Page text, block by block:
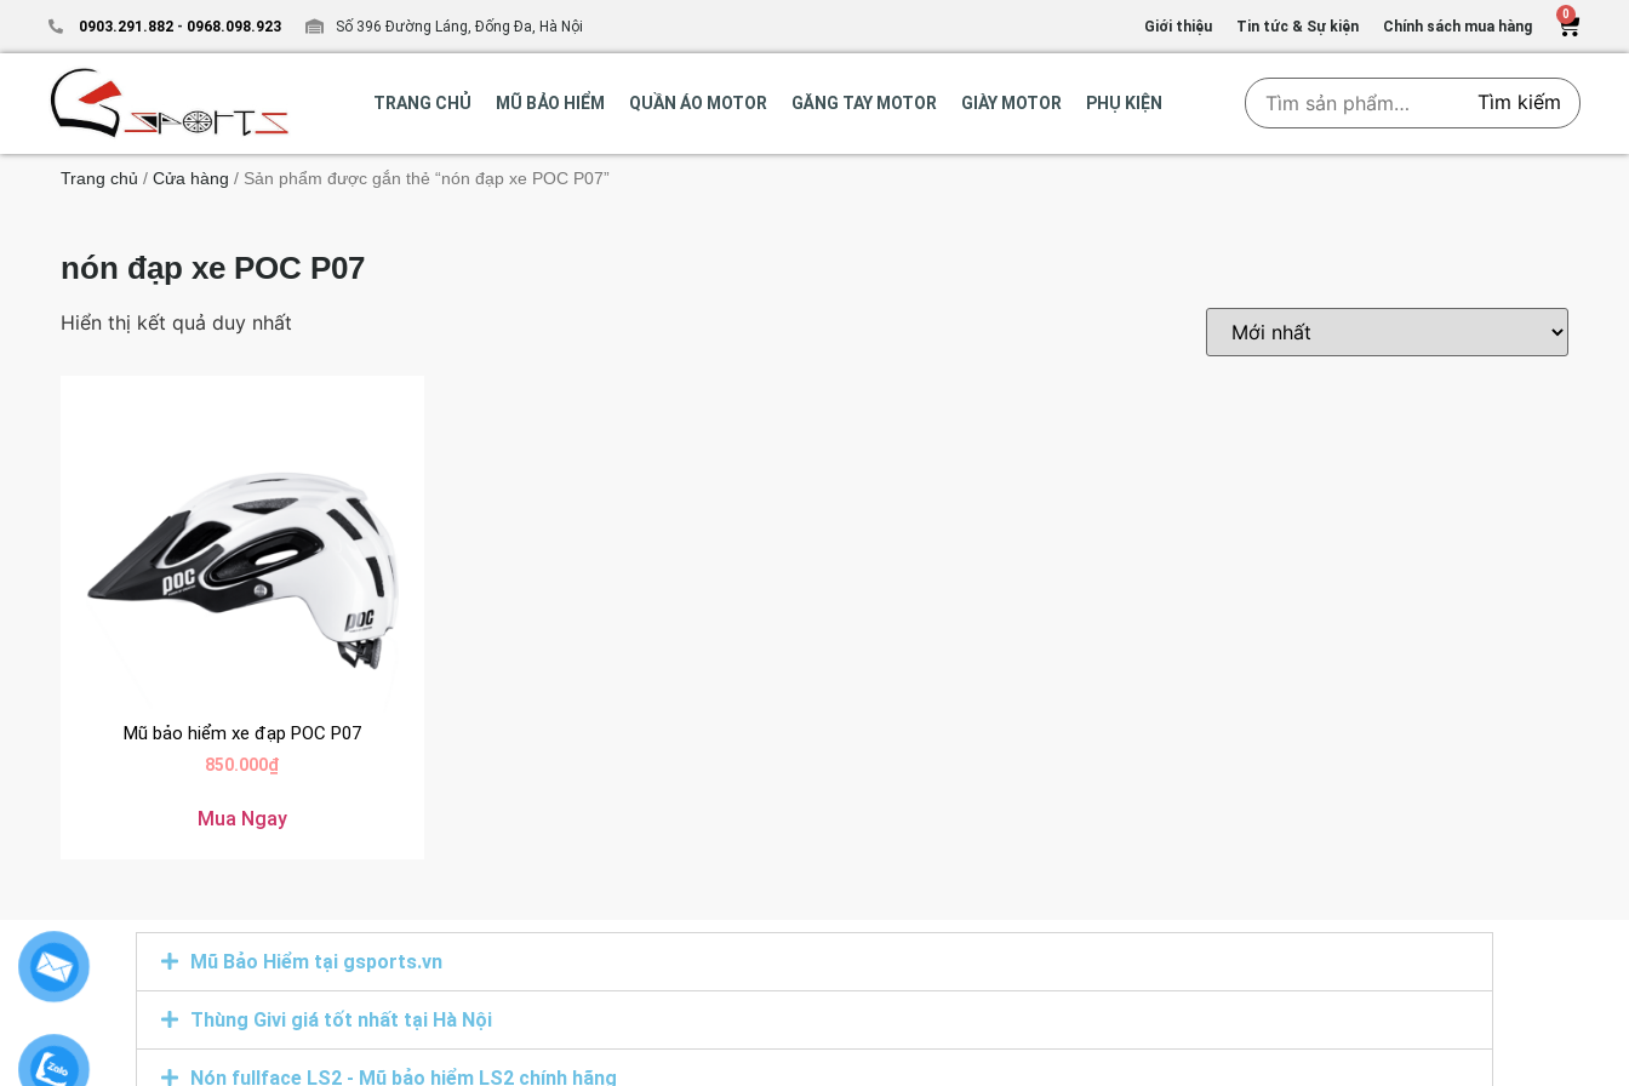
0903.291.882 - 0968.098.923 Số 396 Đường Láng, Đống Đa, Hà Nội Giới thiệu Tin tức & Sự kiện Chính sách mua hàng
0
TRANG CHỦ MŨ BẢO HIỂM QUẦN ÁO MOTOR GĂNG TAY MOTOR GIÀY MOTOR PHỤ KIỆN Tìm kiếm
Trang chủ / Cửa hàng / Sản phẩm được gắn thẻ “nón đạp xe POC P07”
nón đạp xe POC P07
Hiển thị kết quả duy nhất
Mũ bảo hiểm xe đạp POC P07
850.000₫
Mua Ngay
Mũ Bảo Hiểm tại gsports.vn
Thùng Givi giá tốt nhất tại Hà Nội
Nón fullface LS2 - Mũ bảo hiểm LS2 chính hãng